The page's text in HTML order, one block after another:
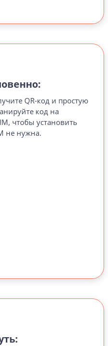
QR-код и простую
код на
чтобы установить
не нужна.